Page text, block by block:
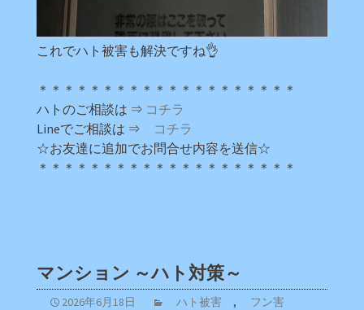
これでハト被害も解決ですね👌
＊＊＊＊＊＊＊＊＊＊＊＊＊＊＊＊＊＊＊＊
ハトのご相談は ⇒ コチラ
Lineでご相談は ⇒ コチラ
☆お友達に追加でお問合せ内容を送信☆
＊＊＊＊＊＊＊＊＊＊＊＊＊＊＊＊＊＊＊＊
マンション ～ハト対策～
2026年6月18日 ハト被害 ,
フン害